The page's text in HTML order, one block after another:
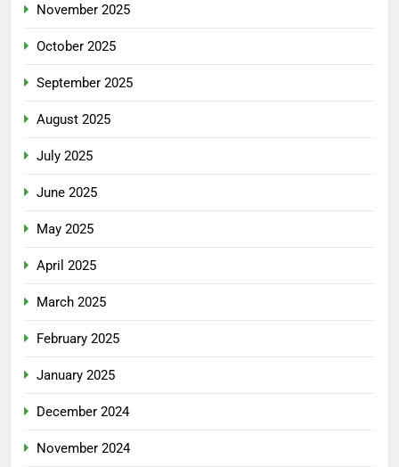
November 2025
October 2025
September 2025
August 2025
July 2025
June 2025
May 2025
April 2025
March 2025
February 2025
January 2025
December 2024
November 2024